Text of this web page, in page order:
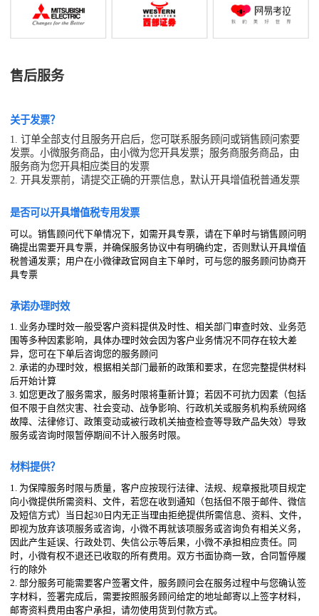
售后服务
关于发票？
1. 订单全部支付且服务开启后，您可联系服务顾问或销售顾问索要
发票。小微服务商品，由小微为您开具发票；服务商服务商品，由
服务商为您开具相应类目的发票
2. 开具发票前，请提交正确的开票信息，默认开具增值税普通发票
是否可以开具增值税专用发票
可以。销售顾问代下单情况下，如需开具专票，请在下单时与销售顾问明
确提出需要开具专票，并确保服务协议中有明确约定，否则默认开具增值
税普通发票；用户在小微律政官网自主下单时，可与您的服务顾问协商开
具专票
承诺办理时效
1. 业务办理时效一般受客户资料提供及时性、相关部门审查时效、业务范
围等多种因素影响，具体办理时效会因为客户业务情况不同存在较大差
异，您可在下单后咨询您的服务顾问
2. 承诺的办理时效，根据相关部门最新的政策和要求，在您完整提供材料
后开始计算
3. 如您更改了服务需求，服务时限将重新计算；若因不可抗力因素（包括
但不限于自然灾害、社会变动、战争影响、行政机关或服务机构系统网络
故障、法律修订、政策变动或被行政机关抽查检查等导致产品失效）导致
服务或咨询时限暂停期间不计入服务时限。
材料提供？
1. 为保障服务时限与质量，客户应按现行法律、法规、规章报批项目规定
向小微提供所需资料、文件，若您在收到通知（包括但不限于邮件、微信
及短信方式）当日起30日内无正当理由拒绝提供所需信息、资料、文件，
即视为放弃该项服务或咨询，小微不再就该项服务或咨询负有相关义务，
因此产生延误、行政处罚、失信公示等后果，小微不承担相应责任。同
时，小微有权不退还已收取的所有费用。双方书面协商一致，合同暂停履
行的除外
2. 部分服务可能需要客户签署文件，服务顾问会在服务过程中与您确认签
字材料，签署完成后，需要按照服务顾问给定的地址邮寄以上签字材料，
邮寄资料费用由客户承担，请勿使用货到付款方式。